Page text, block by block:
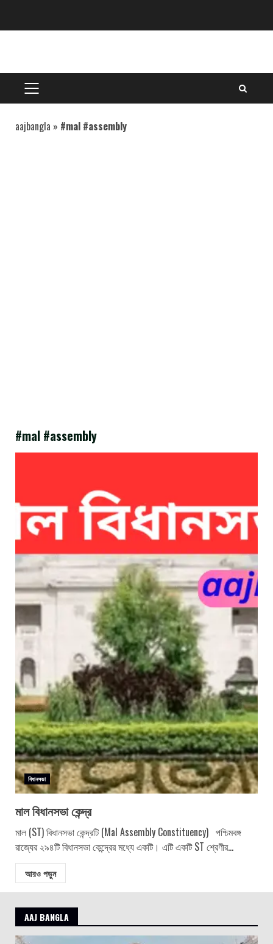
PRIMARY
MENU
aajbangla » #mal #assembly
#mal #assembly
বিধানসভা
মাল বিধানসভা কেন্দ্র
মাল (ST) বিধানসভা কেন্দ্রটি (Mal Assembly Constituency) পশ্চিমবঙ্গ
রাজ্যের ২৯৪টি বিধানসভা কেন্দ্রের মধ্যে একটি। এটি একটি ST শ্রেণীর...
আরও পড়ুন
AAJ BANGLA